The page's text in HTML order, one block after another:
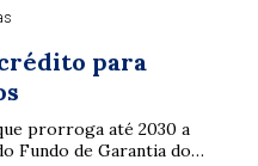
para
prorroga até 2030 a
Fundo de Garantia do